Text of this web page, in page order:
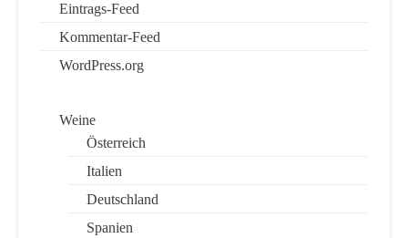
Eintrags-Feed
Kommentar-Feed
WordPress.org
Weine
Österreich
Italien
Deutschland
Spanien